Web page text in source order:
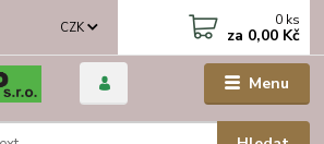
Menu
CZK 0 ks
za 0,00 Kč